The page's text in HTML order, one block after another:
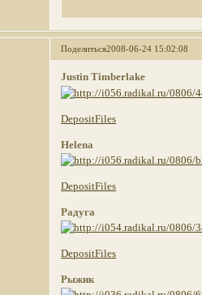
Поделиться2008-06-24 15:02:08
Justin Timberlake
DepositFiles
Helena
DepositFiles
Радуга
DepositFiles
Рыжик